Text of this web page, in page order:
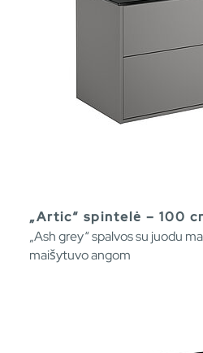
„Artic“ spintelė – 100
„Ash grey“ spalvos su juodu
maišytuvo angom